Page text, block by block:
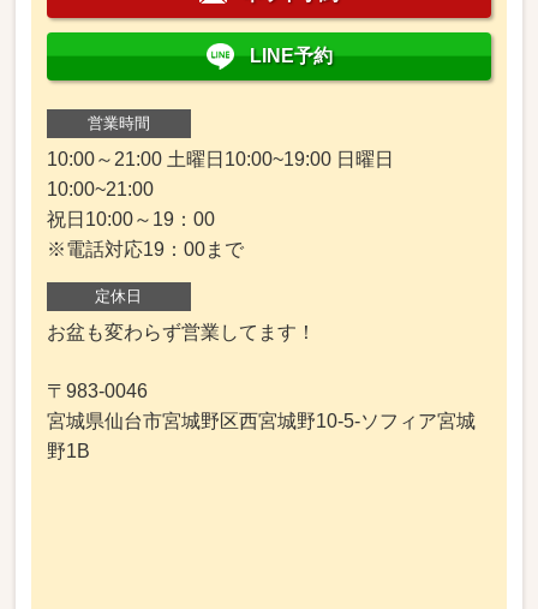
LINE予約
営業時間
10:00～21:00 土曜日10:00~19:00 日曜日
10:00~21:00
祝日10:00～19：00
※電話対応19：00まで
定休日
お盆も変わらず営業してます！
〒983-0046
宮城県仙台市宮城野区西宮城野10-5-ソフィア宮城
野1B